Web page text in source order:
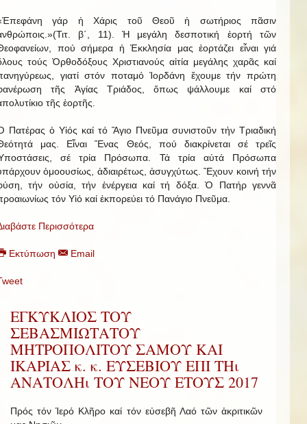
γάρ ἡ Χάρις τοῦ Θεοῦ ἡ σωτήριος πᾶσιν
β΄, 11). Ἡ μεγάλη δεσποτική ἑορτή τῶν
πού σήμερα ἡ Ἐκκλησία μας ἑορτάζει εἶναι γιά
τούς Ὀρθοδόξους Χριστιανούς αἰτία μεγάλης χαρᾶς καί
γιατί στόν ποταμό Ἰορδάνη ἔχουμε τήν πρώτη
τῆς Ἁγίας Τριάδος, ὅπως ψάλλουμε καί στό
τῆς ἑορτῆς.
Πατέρας ὁ Υἱός καί τό Ἅγιο Πνεῦμα συνιστοῦν τήν Τριαδική
μας. Εἶναι Ἕνας Θεός, πού διακρίνεται σέ τρεῖς
σέ τρία Πρόσωπα. Τά τρία αὐτά Πρόσωπα
ὁμοουσίως, ἀδιαιρέτως, ἀσυγχύτως. Ἔχουν κοινή τήν
τήν οὐσία, τήν ἐνέργεια καί τή δόξα. Ὁ Πατήρ γεννᾶ
τόν Υἱό καί ἐκπορεύει τό Πανάγιο Πνεῦμα.
Περισσότερα
Εκτύπωση Email
ΕΓΚΥΚΛΙΟΣ ΤΟΥ
ΣΕΒΑΣΜΙΩΤΑΤΟΥ
ΜΗΤΡΟΠΟΛΙΤΟΥ ΣΑΜΟΥ ΚΑΙ
ΙΚΑΡΙΑΣ κ. κ. ΕΥΣΕΒΙΟΥ ΕΠΙ ΤΗι
ΑΝΑΤΟΛΗι ΤΟΥ ΝΕΟΥ ΕΤΟΥΣ 2017
Πρός τόν Ἱερό Κλῆρο καί τόν εὐσεβῆ Λαό τῶν ἀκριτικῶν